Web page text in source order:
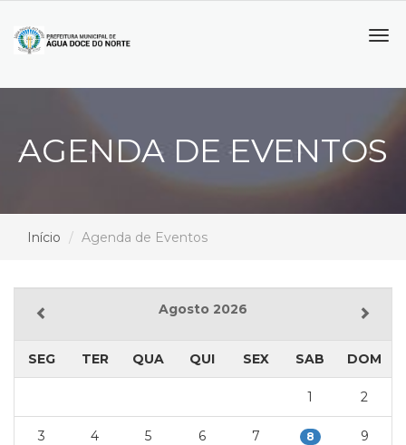
AGENDA DE EVENTOS
Início Agenda de Eventos
Agosto 2026
SEG TER QUA QUI SEX SAB DOM
1 2
3 4 5 6 7 8 9